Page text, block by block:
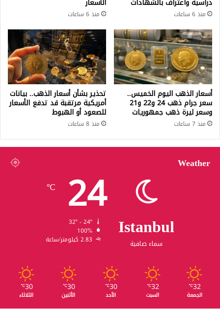
منذ 6 ساعات منذ 6 ساعات
أسعار الذهب اليوم الخميس..
سعر جرام ذهب 24 و22 و21
وسعر ليرة ذهب جمهوريات
منذ 7 ساعات
تحذير بشأن أسعار الذهب.. بيانات
أمريكية مرتقبة قد تدفع الأسعار
للصعود أو الهبوط
منذ 8 ساعات
Weather
Istanbul
سماء صافية
24
℃
100%
2.83 كيلومتر/ساعة
32
℃
الجمعة
32
℃
السبت
30
℃
الأحد
30
℃
الأثنين
30
℃
الثلاثاء